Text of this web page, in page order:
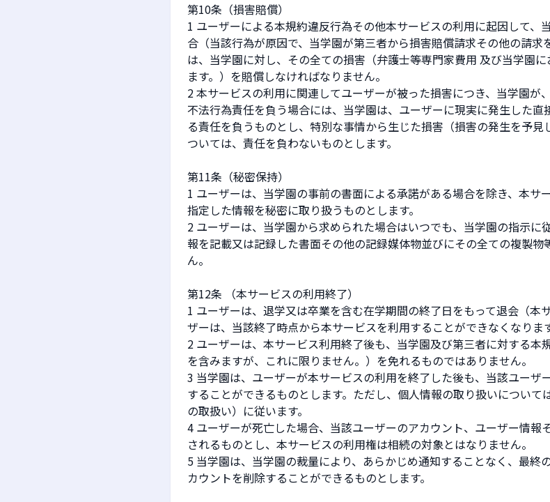
第10条（損害賠償）
1 ユーザーによる本規約違反行為その他本サービスの利用に起因して、
合（当該行為が原因で、当学園が第三者から損害賠償請求その他の請求
は、当学園に対し、その全ての損害（弁護士等専門家費用 及び当学園
ます。）を賠償しなければなりません。
2 本サービスの利用に関連してユーザーが被った損害につき、当学園が
不法行為責任を負う場合には、当学園は、ユーザーに現実に発生した
る責任を負うものとし、特別な事情から生じた損害（損害の発生を予
ついては、責任を負わないものとします。
第11条（秘密保持）
1 ユーザーは、当学園の事前の書面による承諾がある場合を除き、本サ
指定した情報を秘密に取り扱うものとします。
2 ユーザーは、当学園から求められた場合はいつでも、当学園の指示に
報を記載又は記録した書面その他の記録媒体物並びにその全ての複製
ん。
第12条 （本サービスの利用終了）
1 ユーザーは、退学又は卒業を含む在学期間の終了日をもって退会（本
ザーは、当該終了時点から本サービスを利用することができなくなります
2 ユーザーは、本サービス利用終了後も、当学園及び第三者に対する本
を含みますが、これに限りません。）を免れるものではありません。
3 当学園は、ユーザーが本サービスの利用を終了した後も、当該ユーザ
することができるものとします。ただし、個人情報の取り扱いについ
の取扱い）に従います。
4 ユーザーが死亡した場合、当該ユーザーのアカウント、ユーザー情報
されるものとし、本サービスの利用権は相続の対象とはなりません。
5 当学園は、当学園の裁量により、あらかじめ通知することなく、最終
カウントを削除することができるものとします。